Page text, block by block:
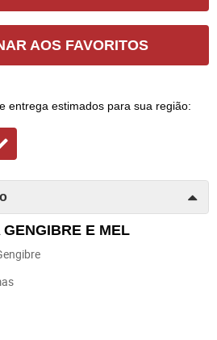
AOS FAVORITOS
entrega estimados para sua região:
E MEL